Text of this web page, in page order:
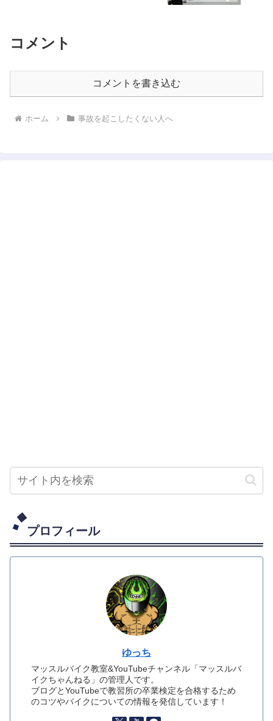
コメント
コメントを書き込む
ホーム 事故を起こしたくない人へ
プロフィール
ゆっち
マッスルバイク教室&YouTubeチャンネル「マッスルバ
イクちゃんねる」の管理人です。
ブログとYouTubeで教習所の卒業検定を合格するため
のコツやバイクについての情報を発信しています！